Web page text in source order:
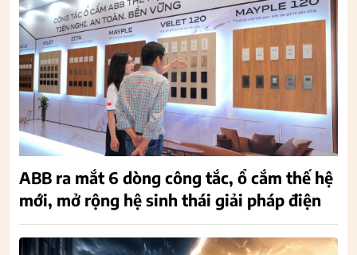
ABB ra mắt 6 dòng công tắc, ổ cắm thế hệ
mới, mở rộng hệ sinh thái giải pháp điện